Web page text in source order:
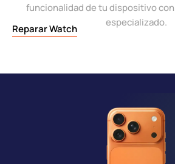
funcionalidad de tu dispositivo
especializado.
Reparar Watch